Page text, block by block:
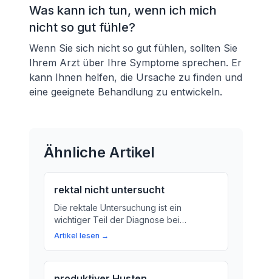
Was kann ich tun, wenn ich mich
nicht so gut fühle?
Wenn Sie sich nicht so gut fühlen, sollten Sie
Ihrem Arzt über Ihre Symptome sprechen. Er
kann Ihnen helfen, die Ursache zu finden und
eine geeignete Behandlung zu entwickeln.
Ähnliche Artikel
rektal nicht untersucht
Die rektale Untersuchung ist ein
wichtiger Teil der Diagnose bei
bestimmten Erkrankungen. Wir erklären,
Artikel lesen →